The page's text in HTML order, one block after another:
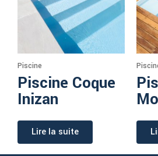
Piscine
Piscine Coque
Inizan
Lire la suite